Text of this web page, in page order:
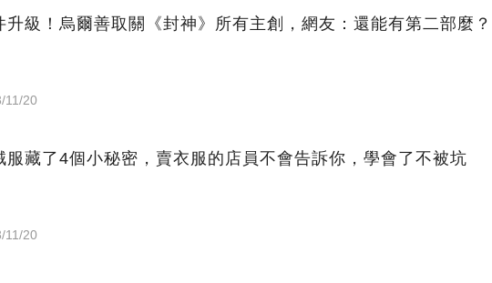
升級！烏爾善取關《封神》所有主創，網友：還能有第二部麼？
11/20
服藏了4個小秘密，賣衣服的店員不會告訴你，學會了不被坑
11/20